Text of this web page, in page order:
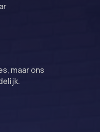
maar ons